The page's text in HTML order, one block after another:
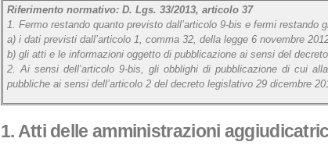
Riferimento normativo: D. Lgs. 33/2013, articolo 37
1. Fermo restando quanto previsto dall’articolo 9-bis e fermi
a) i dati previsti dall’articolo 1, comma 32, della legge 6 novembre
b) gli atti e le informazioni oggetto di pubblicazione ai sensi del
2. Ai sensi dell’articolo 9-bis, gli obblighi di pubblicazione di cui
pubbliche ai sensi dell’articolo 2 del decreto legislativo 29 dicembre
1. Atti delle amministrazioni